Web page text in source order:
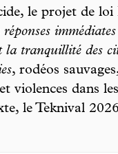
le projet de
la tranquillité des
, rodéos
violences dans
le Teknival